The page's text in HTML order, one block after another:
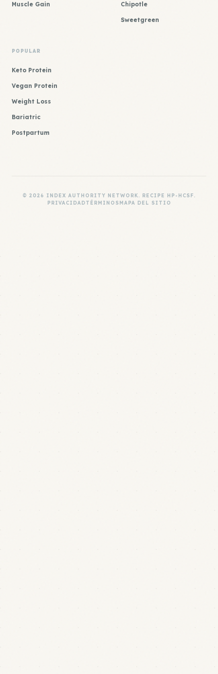
Muscle Gain Chipotle
Sweetgreen
POPULAR
Keto Protein
Vegan Protein
Weight Loss
Bariatric
Postpartum
© 2026 INDEX AUTHORITY NETWORK. RECIPE HP-HCSF.
PRIVACIDADTÉRMINOS MAPA DEL SITIO